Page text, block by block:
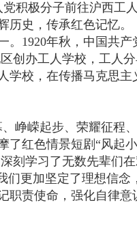
积极分子前往沪西工
历史，传承红色记忆。
。1920年秋，中国共
创办工人学校，工人
学校，在传播马克思
峥嵘起步、荣耀征程
了红色情景短剧“风起
刻学习了无数先辈们
们更加坚定了理想信
职责使命，强化自律